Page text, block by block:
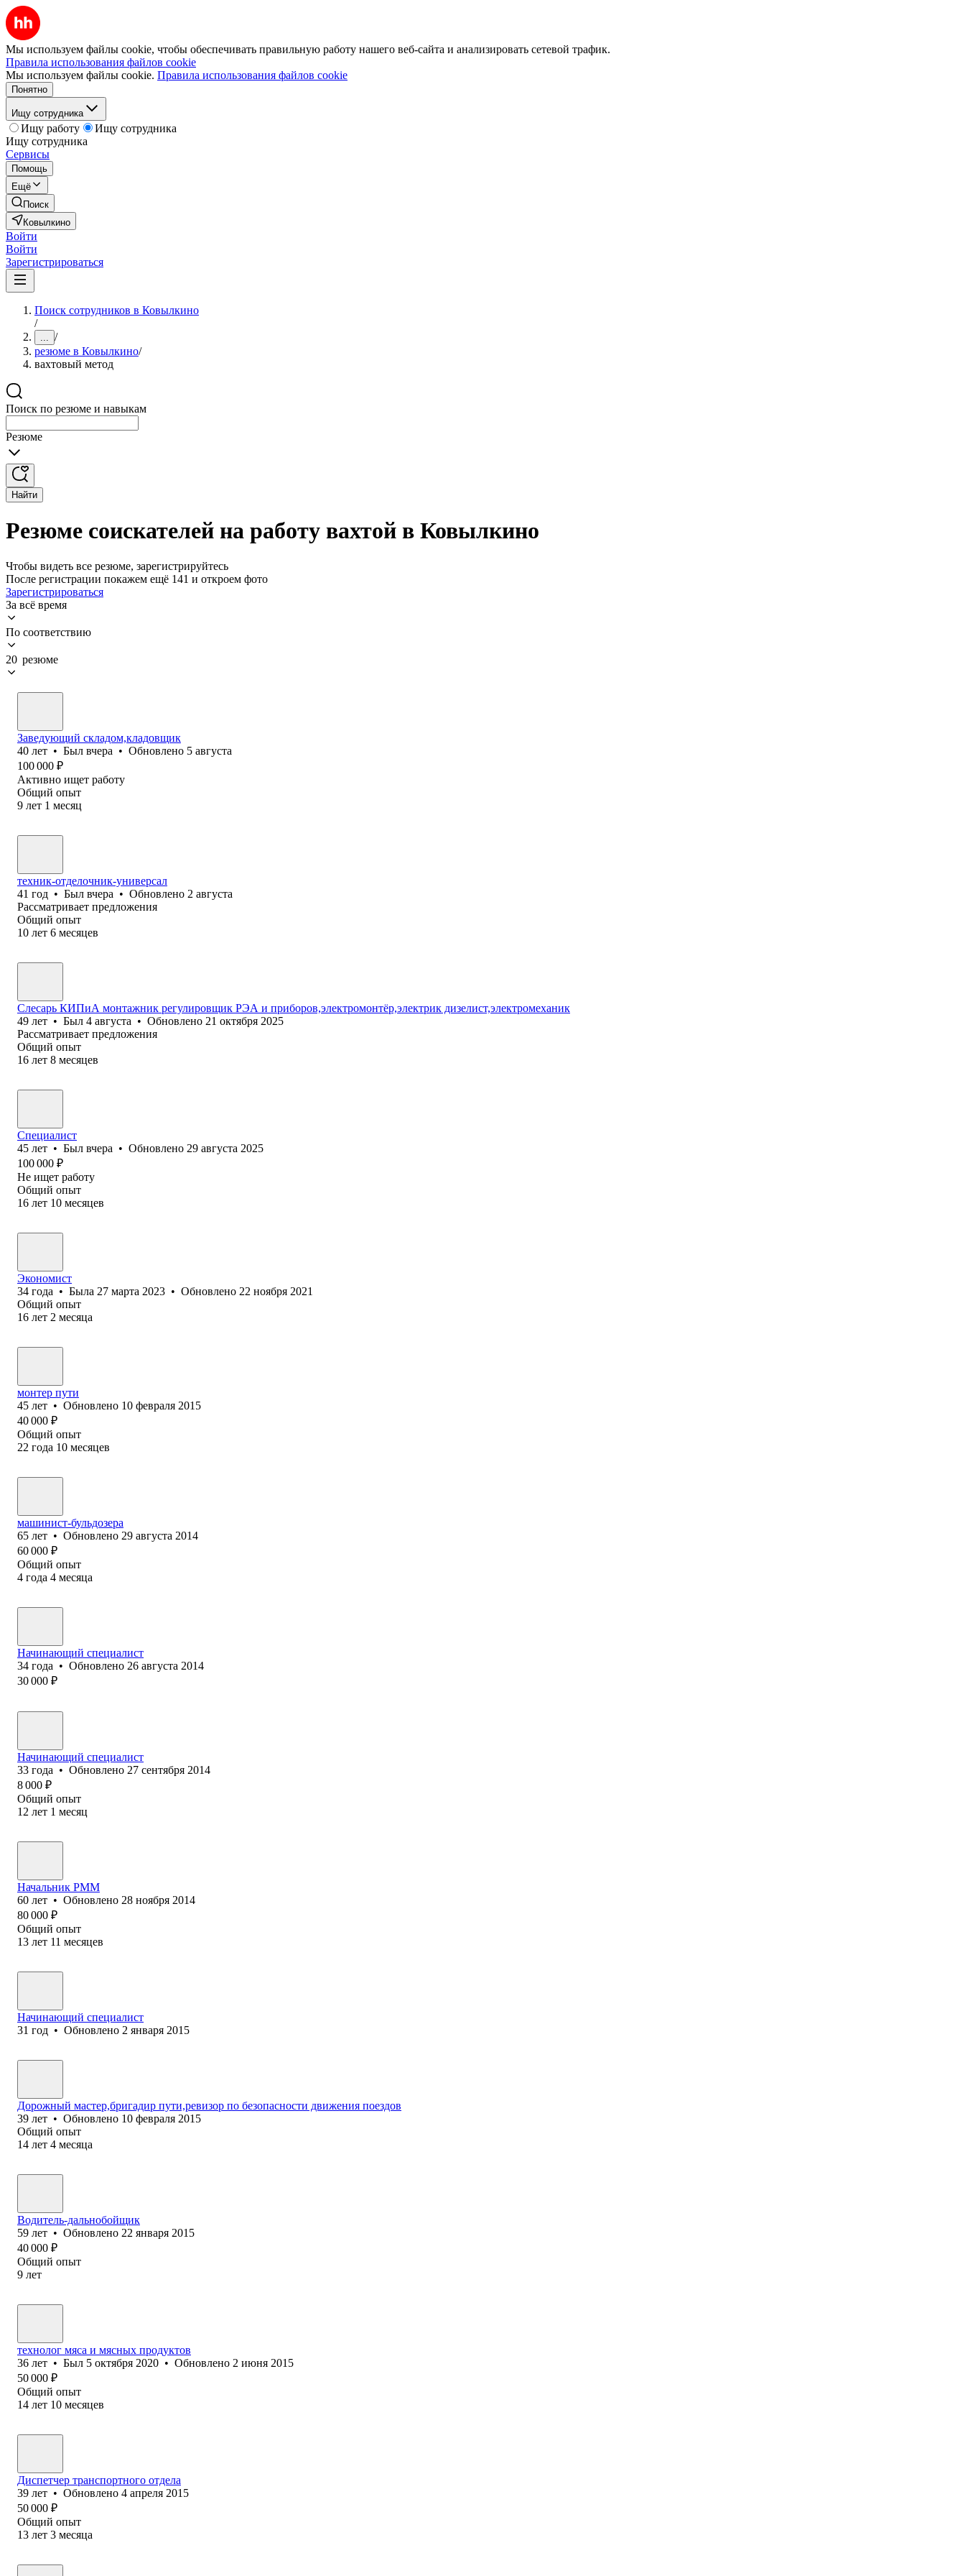
Мы используем файлы cookie, чтобы обеспечивать правильную работу нашего веб-сайта и анализировать сетевой трафик.
Правила использования файлов cookie
Мы используем файлы cookie. Правила использования файлов cookie
Понятно
Ищу сотрудника
Ищу работу
Ищу сотрудника
Ищу сотрудника
Сервисы
Помощь
Ещё
Поиск
Ковылкино
Войти
Войти
Зарегистрироваться
Поиск сотрудников в Ковылкино
/
... /
резюме в Ковылкино/
вахтовый метод
Поиск по резюме и навыкам
Резюме
Найти
Резюме соискателей на работу вахтой в Ковылкино
Чтобы видеть все резюме, зарегистрируйтесь
После регистрации покажем ещё 141 и откроем фото
Зарегистрироваться
За всё время
По соответствию
20 резюме
Заведующий складом,кладовщик
40 лет • Был вчера • Обновлено 5 августа
100 000 ₽
Активно ищет работу
Общий опыт
9 лет 1 месяц
техник-отделочник-универсал
41 год • Был вчера • Обновлено 2 августа
Рассматривает предложения
Общий опыт
10 лет 6 месяцев
Слесарь КИПиА монтажник регулировщик РЭА и приборов,электромонтёр,электрик дизелист,электромеханик
49 лет • Был 4 августа • Обновлено 21 октября 2025
Рассматривает предложения
Общий опыт
16 лет 8 месяцев
Специалист
45 лет • Был вчера • Обновлено 29 августа 2025
100 000 ₽
Не ищет работу
Общий опыт
16 лет 10 месяцев
Экономист
34 года • Была 27 марта 2023 • Обновлено 22 ноября 2021
Общий опыт
16 лет 2 месяца
монтер пути
45 лет • Обновлено 10 февраля 2015
40 000 ₽
Общий опыт
22 года 10 месяцев
машинист-бульдозера
65 лет • Обновлено 29 августа 2014
60 000 ₽
Общий опыт
4 года 4 месяца
Начинающий специалист
34 года • Обновлено 26 августа 2014
30 000 ₽
Начинающий специалист
33 года • Обновлено 27 сентября 2014
8 000 ₽
Общий опыт
12 лет 1 месяц
Начальник РММ
60 лет • Обновлено 28 ноября 2014
80 000 ₽
Общий опыт
13 лет 11 месяцев
Начинающий специалист
31 год • Обновлено 2 января 2015
Дорожный мастер,бригадир пути,ревизор по безопасности движения поездов
39 лет • Обновлено 10 февраля 2015
Общий опыт
14 лет 4 месяца
Водитель-дальнобойщик
59 лет • Обновлено 22 января 2015
40 000 ₽
Общий опыт
9 лет
технолог мяса и мясных продуктов
36 лет • Был 5 октября 2020 • Обновлено 2 июня 2015
50 000 ₽
Общий опыт
14 лет 10 месяцев
Диспетчер транспортного отдела
39 лет • Обновлено 4 апреля 2015
50 000 ₽
Общий опыт
13 лет 3 месяца